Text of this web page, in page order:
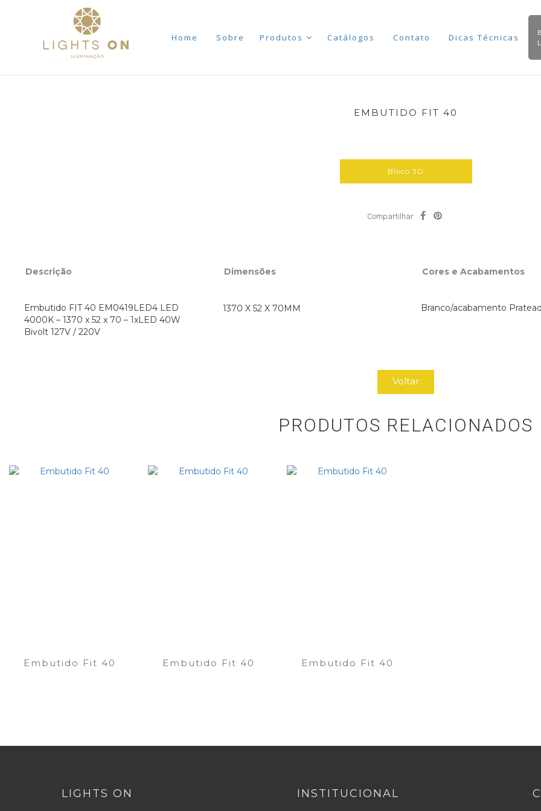
Home Sobre Produtos Catálogos Contato Dicas Técnicas
EMBUTIDO FIT 40
Bloco 3D
Compartilhar:
Descrição Dimensões Cores e Acabamentos
Embutido FIT 40 EM0419LED4 LED
4000K – 1370 x 52 x 70 – 1xLED 40W
Bivolt 127V / 220V
1370 X 52 X 70MM Branco/acabamento
Voltar
PRODUTOS RELACIONADOS
Embutido Fit 40 Embutido Fit 40 Embutido Fit 40
LIGHTS ON INSTITUCIONAL